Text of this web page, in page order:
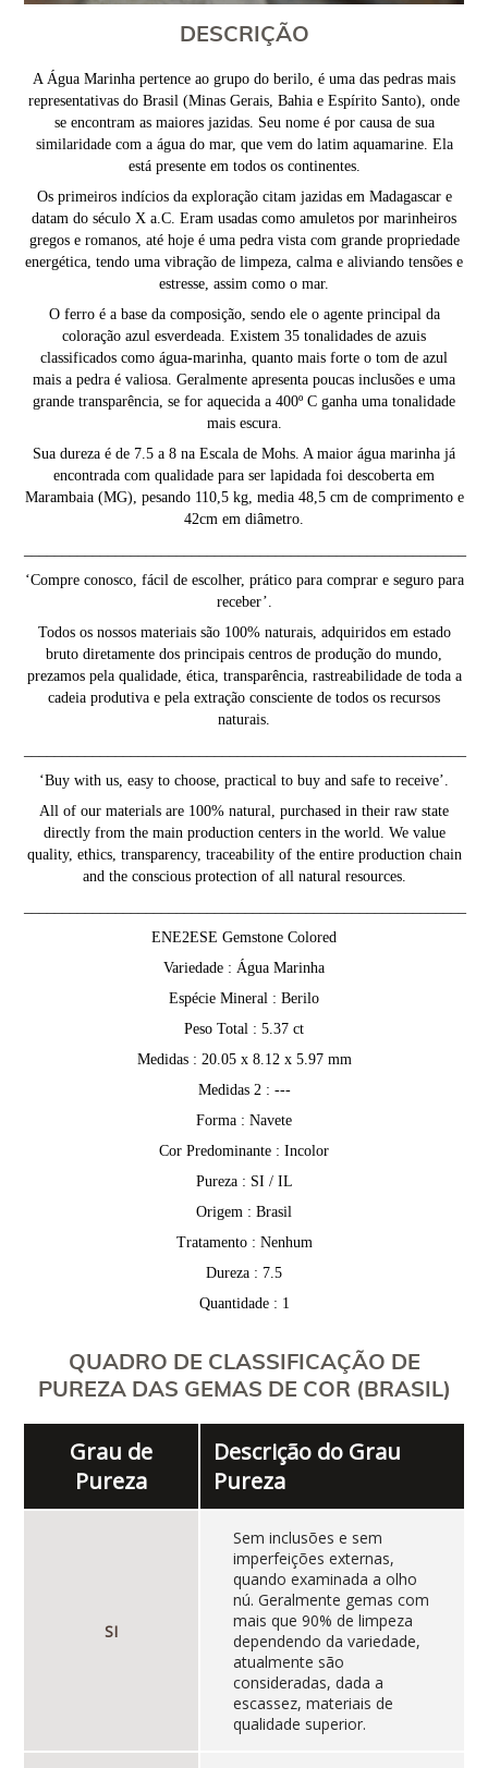
DESCRIÇÃO
A Água Marinha pertence ao grupo do berilo, é uma das pedras mais
representativas do Brasil (Minas Gerais, Bahia e Espírito Santo), onde
se encontram as maiores jazidas. Seu nome é por causa de sua
similaridade com a água do mar, que vem do latim aquamarine. Ela
está presente em todos os continentes.
Os primeiros indícios da exploração citam jazidas em Madagascar e
datam do século X a.C. Eram usadas como amuletos por marinheiros
gregos e romanos, até hoje é uma pedra vista com grande propriedade
energética, tendo uma vibração de limpeza, calma e aliviando tensões e
estresse, assim como o mar.
O ferro é a base da composição, sendo ele o agente principal da
coloração azul esverdeada. Existem 35 tonalidades de azuis
classificados como água-marinha, quanto mais forte o tom de azul
mais a pedra é valiosa. Geralmente apresenta poucas inclusões e uma
grande transparência, se for aquecida a 400º C ganha uma tonalidade
mais escura.
Sua dureza é de 7.5 a 8 na Escala de Mohs. A maior água marinha já
encontrada com qualidade para ser lapidada foi descoberta em
Marambaia (MG), pesando 110,5 kg, media 48,5 cm de comprimento e
42cm em diâmetro.
‘Compre conosco, fácil de escolher, prático para comprar e seguro para
receber’.
Todos os nossos materiais são 100% naturais, adquiridos em estado
bruto diretamente dos principais centros de produção do mundo,
prezamos pela qualidade, ética, transparência, rastreabilidade de toda a
cadeia produtiva e pela extração consciente de todos os recursos
naturais.
‘Buy with us, easy to choose, practical to buy and safe to receive’.
All of our materials are 100% natural, purchased in their raw state
directly from the main production centers in the world. We value
quality, ethics, transparency, traceability of the entire production chain
and the conscious protection of all natural resources.
ENE2ESE Gemstone Colored
Variedade : Água Marinha
Espécie Mineral : Berilo
Peso Total : 5.37 ct
Medidas : 20.05 x 8.12 x 5.97 mm
Medidas 2 : ---
Forma : Navete
Cor Predominante : Incolor
Pureza : SI / IL
Origem : Brasil
Tratamento : Nenhum
Dureza : 7.5
Quantidade : 1
QUADRO DE CLASSIFICAÇÃO DE
PUREZA DAS GEMAS DE COR (BRASIL)
Grau de
Pureza
Descrição do Grau
Pureza
SI
Sem inclusões e sem
imperfeições externas,
quando examinada a olho
nú. Geralmente gemas com
mais que 90% de limpeza
dependendo da variedade,
atualmente são
consideradas, dada a
escassez, materiais de
qualidade superior.